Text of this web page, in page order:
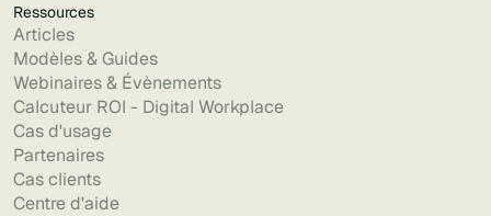
Ressources
Articles
Modèles & Guides
Webinaires & Évènements
Calcuteur ROI - Digital Workplace
Cas d'usage
Partenaires
Cas clients
Centre d'aide